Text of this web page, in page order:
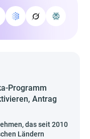
Programm
Antrag
das seit 2010
Ländern